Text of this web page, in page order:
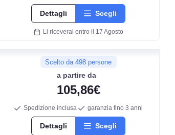
72db
Dettagli Scegli
Li riceverai entro il 17 Agosto
Scelto da 498 persone
a partire da
105,86€
Spedizione inclusa garanzia fino 3 anni
Dettagli Scegli